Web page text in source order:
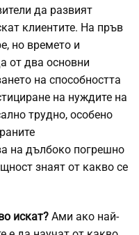
да развият
клиентите. На пръв
но времето и
от два основни
на способността
на нуждите на
трудно, особено
на дълбоко погрешно
знаят от какво се
искат? Ами ако най-